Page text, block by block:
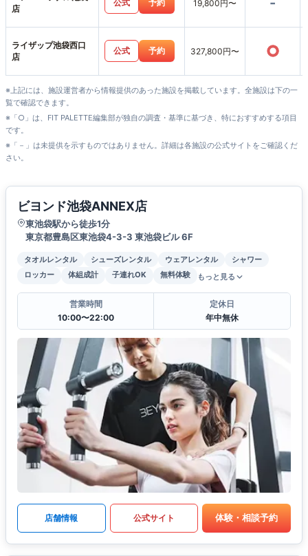
店
公式 予約 19,800円〜
ライザップ池袋西口
店
公式 予約 327,800円〜 ○
※上記には、施設運営者から情報提供のあった施設を掲載しています。全施設は下の一
覧で確認できます。
※「○」は、FIT PALETTE編集部が独自の調査・基準に基づき、特におすすめする項目
です。
※「－」は未提供を示すものではありません。詳細は各施設の公式サイトをご確認くだ
さい。
ビヨンド池袋ANNEX店
東池袋駅から徒歩1分
東京都豊島区東池袋4-3-3 東池袋ビル 6F
タオルレンタル シューズレンタル ウェアレンタル
シャワー
ロッカー
体組成計 子連れOK 無料体験 もっと見る
営業時間
10:00〜22:00
定休日
年中無休
店舗情報 公式サイト 体験・相談予約